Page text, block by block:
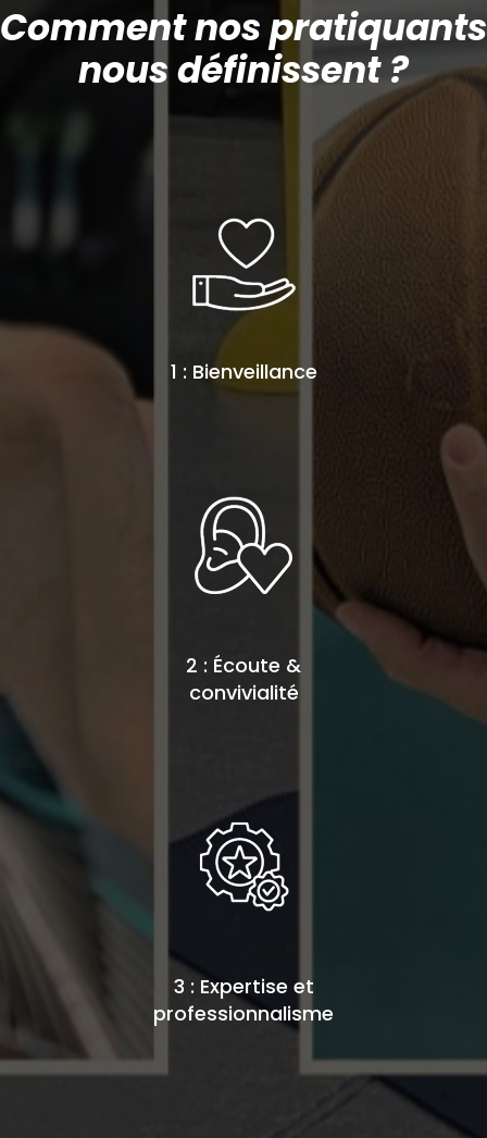
Comment nos pratiquants
nous définissent ?
2 : Écoute &
convivialité
1 : Bienveillance
3 : Expertise et
professionnalisme